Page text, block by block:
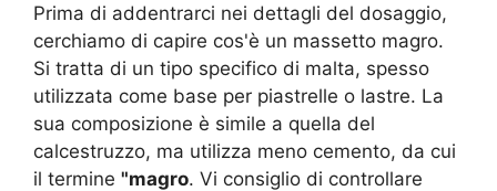
Prima di addentrarci nei dettagli del dosaggio,
cerchiamo di capire cos'è un massetto magro.
Si tratta di un tipo specifico di malta, spesso
utilizzata come base per piastrelle o lastre. La
sua composizione è simile a quella del
calcestruzzo, ma utilizza meno cemento, da cui
il termine "magro. Vi consiglio di controllare